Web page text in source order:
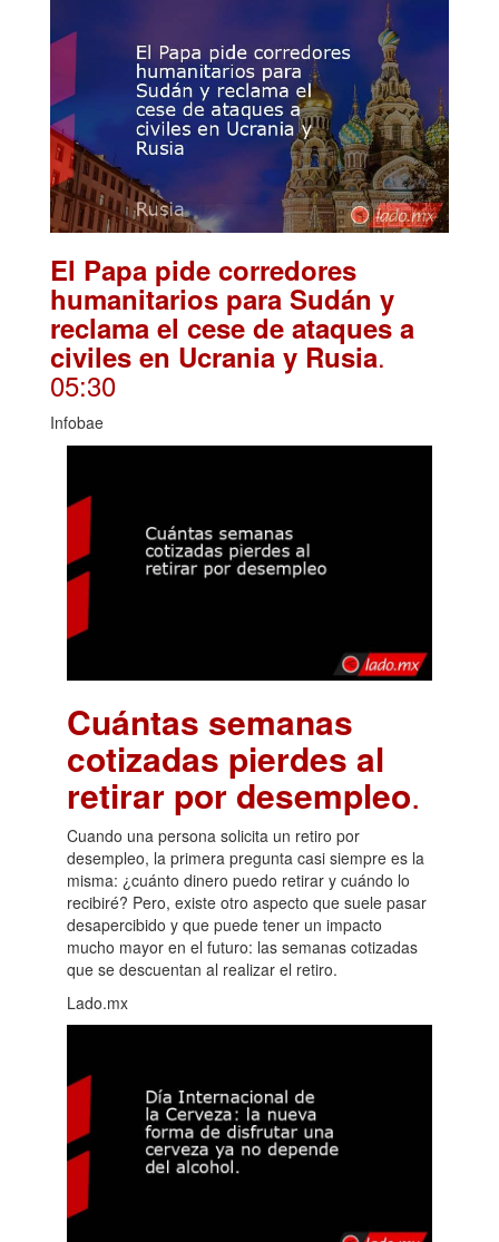
El Papa pide corredores
humanitarios para Sudán y
reclama el cese de ataques a
civiles en Ucrania y Rusia.
05:30
Infobae
Cuántas semanas
cotizadas pierdes al
retirar por desempleo.
Cuando una persona solicita un retiro por
desempleo, la primera pregunta casi siempre es la
misma: ¿cuánto dinero puedo retirar y cuándo lo
recibiré? Pero, existe otro aspecto que suele pasar
desapercibido y que puede tener un impacto
mucho mayor en el futuro: las semanas cotizadas
que se descuentan al realizar el retiro.
Lado.mx